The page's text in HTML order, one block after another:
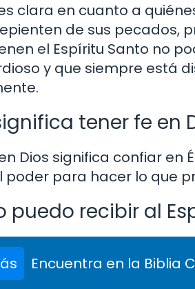
clara en cuanto a
de sus pecados,
el Espíritu Santo no
y que siempre está
tener fe en
Dios significa confiar en
poder para hacer lo que
puedo recibir al
Encuentra en la Biblia